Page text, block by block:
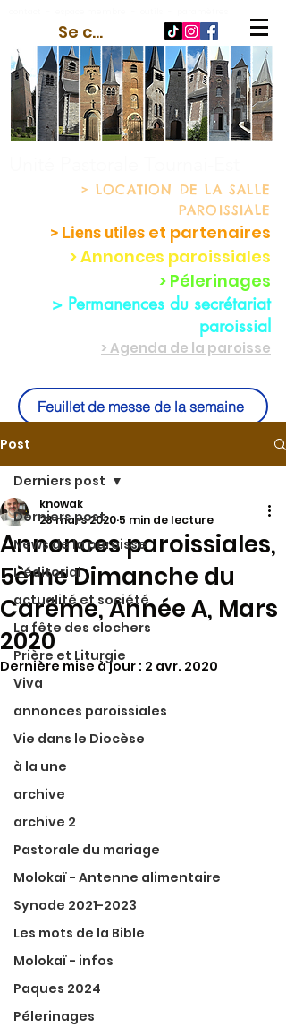
Se connecter
> LOCATION DE LA SALLE
PAROISSIALE
> Liens utiles et partenaires
> Annonces paroissiales
> Pélerinages
> Permanences du secrétariat
paroissial
> Agenda de la paroisse
Feuillet de messe de la semaine
Post
Derniers post
News de la paroisse
L'éditorial
actualité et société
La fête des clochers
Prière et Liturgie
Viva
annonces paroissiales
Vie dans le Diocèse
à la une
archive
archive 2
Pastorale du mariage
Molokaï - Antenne alimentaire
Synode 2021-2023
Les mots de la Bible
Molokaï - infos
Paques 2024
Pélerinages
Derniers post
Annonces paroissiales,
5ème Dimanche du
Carême, Année A, Mars
2020
knowak
28 mars 2020 5 min de lecture
Dernière mise à jour : 2 avr. 2020